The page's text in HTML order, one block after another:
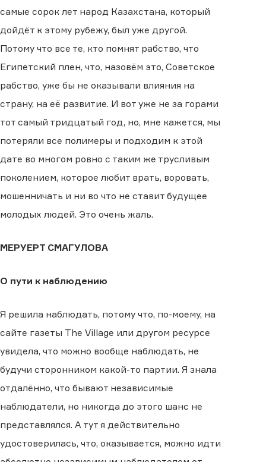
самые сорок лет народ Казахстана, который
дойдёт к этому рубежу, был уже другой.
Потому что все те, кто помнят рабство, что
Египетский плен, что, назовём это, Советское
рабство, уже бы не оказывали влияния на
страну, на её развитие. И вот уже не за горами
тот самый тридцатый год, но, мне кажется, мы
потеряли все полимеры и подходим к этой
дате во многом ровно с таким же трусливым
поколением, которое любит врать, воровать,
мошенничать и ни во что не ставит будущее
молодых людей. Это очень жаль.
МЕРУЕРТ CМАГУЛОВА
О пути к наблюдению
Я решила наблюдать, потому что, по-моему, на
сайте газеты The Village или другом ресурсе
увидела, что можно вообще наблюдать, не
будучи сторонником какой-то партии. Я знала
отдалённо, что бывают независимые
наблюдатели, но никогда до этого шанс не
представлялся. А тут я действительно
удостоверилась, что, оказывается, можно идти